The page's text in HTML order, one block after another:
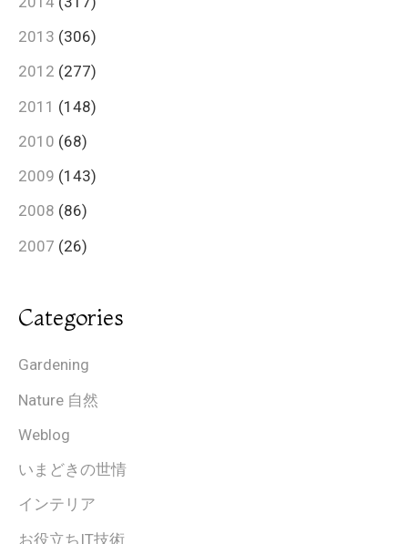
2013 (306)
2012 (277)
2011 (148)
2010 (68)
2009 (143)
2008 (86)
2007 (26)
Categories
Gardening
Nature 自然
Weblog
いまどきの世情
インテリア
お役立ちIT技術